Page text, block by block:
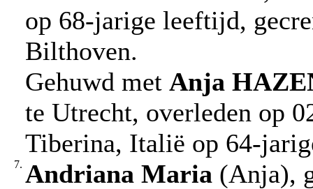
op 68-jarige leeftijd,
Bilthoven.
Gehuwd met Anja
te Utrecht, overleden op
Tiberina, Italië op 64-
7. Andriana Maria (Anja),